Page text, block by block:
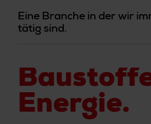
Eine Branche in der wir
tätig sind.
Energie.